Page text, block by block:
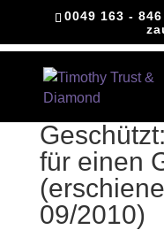
0049 163 -
für einen
09/2010)